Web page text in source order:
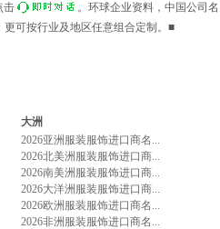
击
。环球企业资料，中国公司名
可按行业及地区任意组合定制。■
大洲
2026亚洲服装服饰进口商名...
2026北美洲服装服饰进口商...
2026南美洲服装服饰进口商...
2026大洋洲服装服饰进口商...
2026欧洲服装服饰进口商名...
2026非洲服装服饰进口商名...